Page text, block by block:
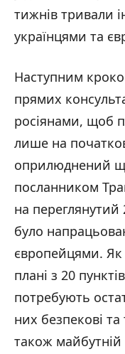
тижнів тривали
українцями та
Наступним
прямих
росіянами, щоб
лише на
оприлюднений
посланником
на
було
європейцями. Як
плані з 20
потребують
них безпекові
також майбутній